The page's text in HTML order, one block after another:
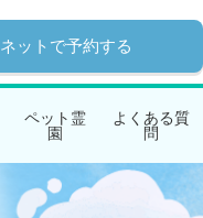
ネットで予約する
ペット霊
園
よくある質
問